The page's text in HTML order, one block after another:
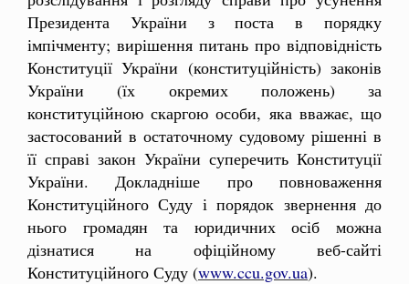
Президента України з поста в порядку
імпічменту; вирішення питань про відповідність
Конституції України (конституційність) законів
України (їх окремих положень) за
конституційною скаргою особи, яка вважає, що
застосований в остаточному судовому рішенні в
її справі закон України суперечить Конституції
України. Докладніше про повноваження
Конституційного Суду і порядок звернення до
нього громадян та юридичних осіб можна
дізнатися на офіційному веб-сайті
Конституційного Суду (www.ccu.gov.ua).